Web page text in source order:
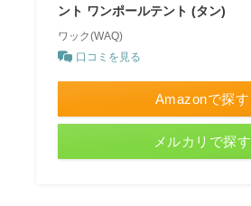
ント ワンポールテント (タン)
ワック(WAQ)
口コミを見る
Amazonで探す
メルカリで探す